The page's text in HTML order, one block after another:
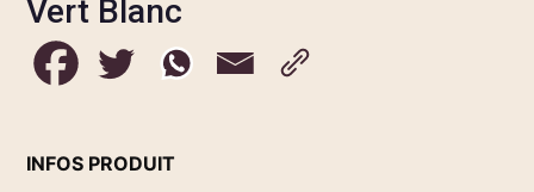
Vert Blanc
INFOS PRODUIT